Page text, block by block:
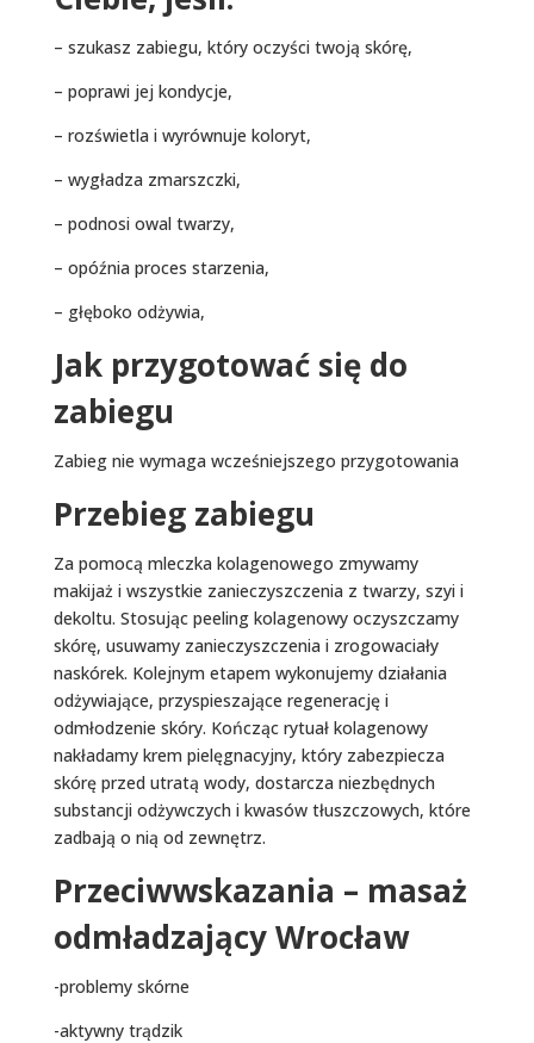
– szukasz zabiegu, który oczyści twoją skórę,
– poprawi jej kondycje,
– rozświetla i wyrównuje koloryt,
– wygładza zmarszczki,
– podnosi owal twarzy,
– opóźnia proces starzenia,
– głęboko odżywia,
Jak przygotować się do
zabiegu
Zabieg nie wymaga wcześniejszego przygotowania
Przebieg zabiegu
Za pomocą mleczka kolagenowego zmywamy
makijaż i wszystkie zanieczyszczenia z twarzy, szyi i
dekoltu. Stosując peeling kolagenowy oczyszczamy
skórę, usuwamy zanieczyszczenia i zrogowaciały
naskórek. Kolejnym etapem wykonujemy działania
odżywiające, przyspieszające regenerację i
odmłodzenie skóry. Kończąc rytuał kolagenowy
nakładamy krem pielęgnacyjny, który zabezpiecza
skórę przed utratą wody, dostarcza niezbędnych
substancji odżywczych i kwasów tłuszczowych, które
zadbają o nią od zewnętrz.
Przeciwwskazania – masaż
odmładzający Wrocław
-problemy skórne
-aktywny trądzik